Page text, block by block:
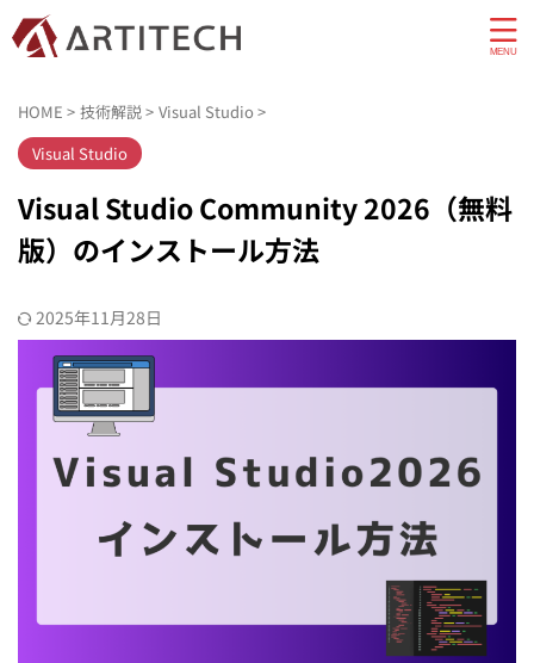
HOME > 技術解説> Visual Studio>
Visual Studio
Visual Studio Community 2026（無料
版）のインストール方法
2025年11月28日